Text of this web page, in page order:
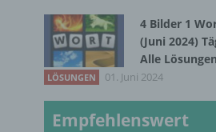
4 Bilder 1
(Juni 2024)
Alle Lösungen
LÖSUNGEN 01. Juni 2024
Empfehlenswert